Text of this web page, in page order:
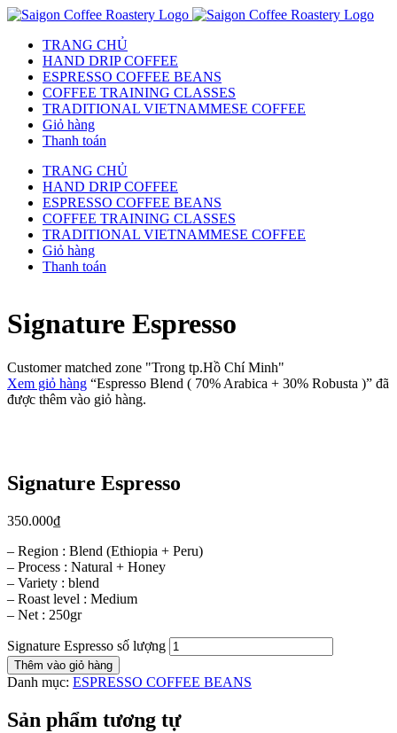
TRANG CHỦ
HAND DRIP COFFEE
ESPRESSO COFFEE BEANS
COFFEE TRAINING CLASSES
TRADITIONAL VIETNAMMESE COFFEE
Giỏ hàng
Thanh toán
TRANG CHỦ
HAND DRIP COFFEE
ESPRESSO COFFEE BEANS
COFFEE TRAINING CLASSES
TRADITIONAL VIETNAMMESE COFFEE
Giỏ hàng
Thanh toán
Signature Espresso
Customer matched zone "Trong tp.Hồ Chí Minh"
Xem giỏ hàng “Espresso Blend ( 70% Arabica + 30% Robusta )” đã
được thêm vào giỏ hàng.
Signature Espresso
350.000₫
– Region : Blend (Ethiopia + Peru)
– Process : Natural + Honey
– Variety : blend
– Roast level : Medium
– Net : 250gr
Signature Espresso số lượng
Thêm vào giỏ hàng
Danh mục: ESPRESSO COFFEE BEANS
Sản phẩm tương tự